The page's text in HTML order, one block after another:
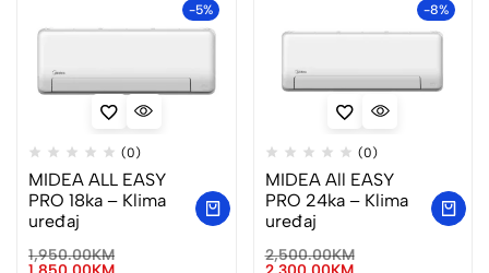
-5%
(0)
MIDEA ALL EASY
PRO 18ka – Klima
uređaj
1,950.00KM
-8%
(0)
MIDEA All EASY
PRO 24ka – Klima
uređaj
2,500.00KM